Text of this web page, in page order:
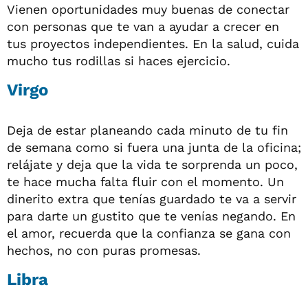
Vienen oportunidades muy buenas de conectar
con personas que te van a ayudar a crecer en
tus proyectos independientes. En la salud, cuida
mucho tus rodillas si haces ejercicio.
Virgo
Deja de estar planeando cada minuto de tu fin
de semana como si fuera una junta de la oficina;
relájate y deja que la vida te sorprenda un poco,
te hace mucha falta fluir con el momento. Un
dinerito extra que tenías guardado te va a servir
para darte un gustito que te venías negando. En
el amor, recuerda que la confianza se gana con
hechos, no con puras promesas.
Libra